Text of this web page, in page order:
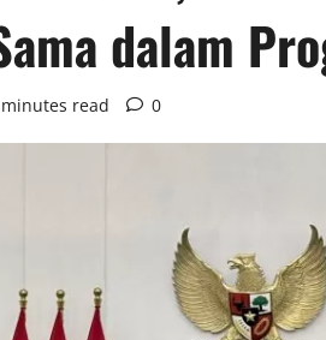
dalam
read 0